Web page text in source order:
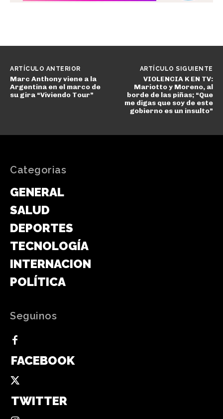
ARTÍCULO ANTERIOR
Marc Anthony viene a la
Argentina en el marco de
su gira “Viviendo Tour”
ARTÍCULO SIGUIENTE
VIOLENCIA K EN TV:
Mariotto y Moreno, al
borde de las piñas; “Que
me digas que soy de este
gobierno es un insulto”
Categorias
GENERAL
SALUD
DEPORTES
TECNOLOGÍA
INTERNACIONAL
POLÍTICA
Seguinos
FACEBOOK
TWITTER